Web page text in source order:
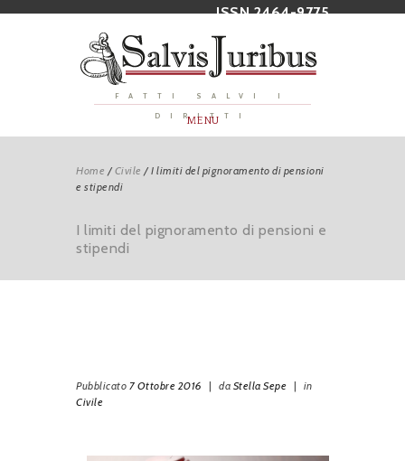
ISSN 2464-9775
FATTI SALVI I
DIRITTI
MENU
Home /Civile /I limiti del pignoramento di pensioni
e stipendi
I limiti del pignoramento di pensioni e
stipendi
Pubblicato 7 Ottobre 2016 | da Stella Sepe | in
Civile